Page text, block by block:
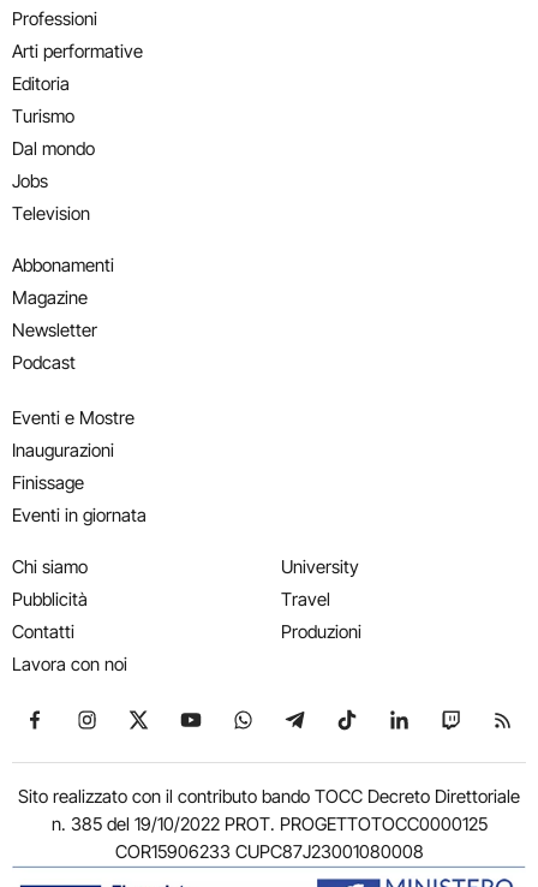
Professioni
Arti performative
Editoria
Turismo
Dal mondo
Jobs
Television
Abbonamenti
Magazine
Newsletter
Podcast
Eventi e Mostre
Inaugurazioni
Finissage
Eventi in giornata
Chi siamo
Pubblicità
Contatti
Lavora con noi
University
Travel
Produzioni
Seguici su Facebook
Seguici su Instagram
Seguici su X
Seguici su YouTube
Seguici su WhatsApp
Seguici su Telegram
Seguici su TikTok
Seguici su
Seguici
Sito realizzato con il contributo bando TOCC Decreto Direttoriale
n. 385 del 19/10/2022 PROT. PROGETTOTOCC0000125
COR15906233 CUPC87J23001080008